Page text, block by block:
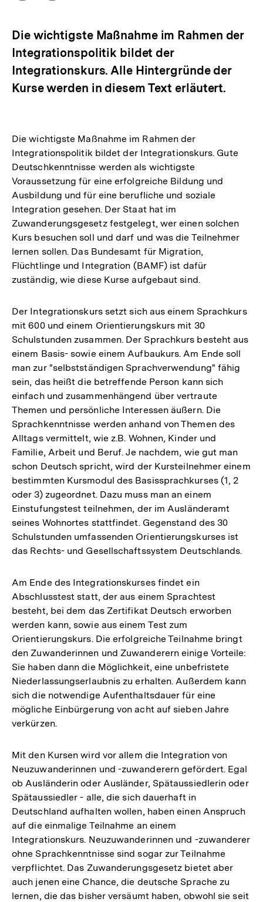
Die wichtigste Maßnahme im Rahmen der
Integrationspolitik bildet der
Integrationskurs. Alle Hintergründe der
Kurse werden in diesem Text erläutert.
Die wichtigste Maßnahme im Rahmen der
Integrationspolitik bildet der Integrationskurs. Gute
Deutschkenntnisse werden als wichtigste
Voraussetzung für eine erfolgreiche Bildung und
Ausbildung und für eine berufliche und soziale
Integration gesehen. Der Staat hat im
Zuwanderungsgesetz festgelegt, wer einen solchen
Kurs besuchen soll und darf und was die Teilnehmer
lernen sollen. Das Bundesamt für Migration,
Flüchtlinge und Integration (BAMF) ist dafür
zuständig, wie diese Kurse aufgebaut sind.
Der Integrationskurs setzt sich aus einem Sprachkurs
mit 600 und einem Orientierungskurs mit 30
Schulstunden zusammen. Der Sprachkurs besteht aus
einem Basis- sowie einem Aufbaukurs. Am Ende soll
man zur "selbstständigen Sprachverwendung" fähig
sein, das heißt die betreffende Person kann sich
einfach und zusammenhängend über vertraute
Themen und persönliche Interessen äußern. Die
Sprachkenntnisse werden anhand von Themen des
Alltags vermittelt, wie z.B. Wohnen, Kinder und
Familie, Arbeit und Beruf. Je nachdem, wie gut man
schon Deutsch spricht, wird der Kursteilnehmer einem
bestimmten Kursmodul des Basissprachkurses (1, 2
oder 3) zugeordnet. Dazu muss man an einem
Einstufungstest teilnehmen, der im Ausländeramt
seines Wohnortes stattfindet. Gegenstand des 30
Schulstunden umfassenden Orientierungskurses ist
das Rechts- und Gesellschaftssystem Deutschlands.
Am Ende des Integrationskurses findet ein
Abschlusstest statt, der aus einem Sprachtest
besteht, bei dem das Zertifikat Deutsch erworben
werden kann, sowie aus einem Test zum
Orientierungskurs. Die erfolgreiche Teilnahme bringt
den Zuwanderinnen und Zuwanderern einige Vorteile:
Sie haben dann die Möglichkeit, eine unbefristete
Niederlassungserlaubnis zu erhalten. Außerdem kann
sich die notwendige Aufenthaltsdauer für eine
mögliche Einbürgerung von acht auf sieben Jahre
verkürzen.
Mit den Kursen wird vor allem die Integration von
Neuzuwanderinnen und -zuwanderern gefördert. Egal
ob Ausländerin oder Ausländer, Spätaussiedlerin oder
Spätaussiedler - alle, die sich dauerhaft in
Deutschland aufhalten wollen, haben einen Anspruch
auf die einmalige Teilnahme an einem
Integrationskurs. Neuzuwanderinnen und -zuwanderer
ohne Sprachkenntnisse sind sogar zur Teilnahme
verpflichtet. Das Zuwanderungsgesetz bietet aber
auch jenen eine Chance, die deutsche Sprache zu
lernen, die das bisher versäumt haben, obwohl sie seit